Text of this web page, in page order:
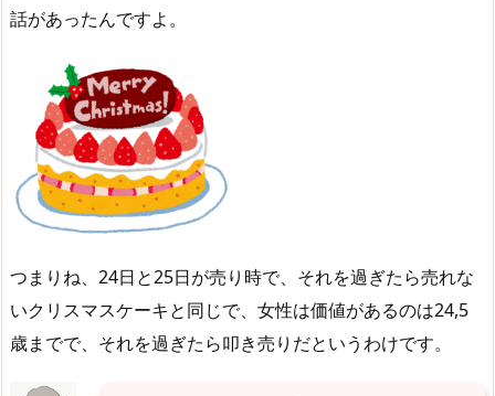
話があったんですよ。
つまりね、24日と25日が売り時で、それを過ぎたら売れな
いクリスマスケーキと同じで、女性は価値があるのは24,5
歳までで、それを過ぎたら叩き売りだというわけです。